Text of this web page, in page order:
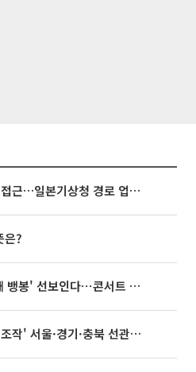
태풍 '돌핀' 오키나와 접근…일본기상청 경로 업데이트
은?
빅뱅, 20주년 기념 '새 뱅봉' 선보인다⋯콘서트 앞두고 팝업 개최
·경기·충북 선관위 등 추가 압수수색